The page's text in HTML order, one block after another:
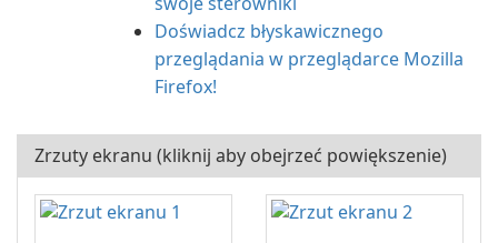
Doświadcz błyskawicznego
przeglądania w przeglądarce Mozilla
Firefox!
Zrzuty ekranu (kliknij aby obejrzeć powiększenie)